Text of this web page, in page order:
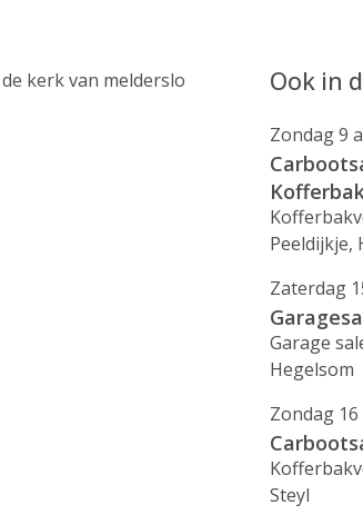
kerk van melderslo
Ook in
Zondag 9
Peeldijkje,
Zaterdag
Garage
Hegelsom
Zondag
Steyl